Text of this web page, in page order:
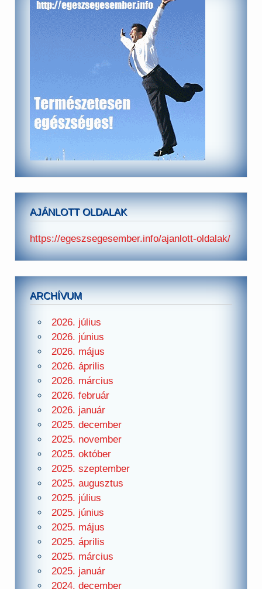
AJÁNLOTT OLDALAK
https://egeszsegesember.info/ajanlott-oldalak/
ARCHÍVUM
2026. július
2026. június
2026. május
2026. április
2026. március
2026. február
2026. január
2025. december
2025. november
2025. október
2025. szeptember
2025. augusztus
2025. július
2025. június
2025. május
2025. április
2025. március
2025. január
2024. december